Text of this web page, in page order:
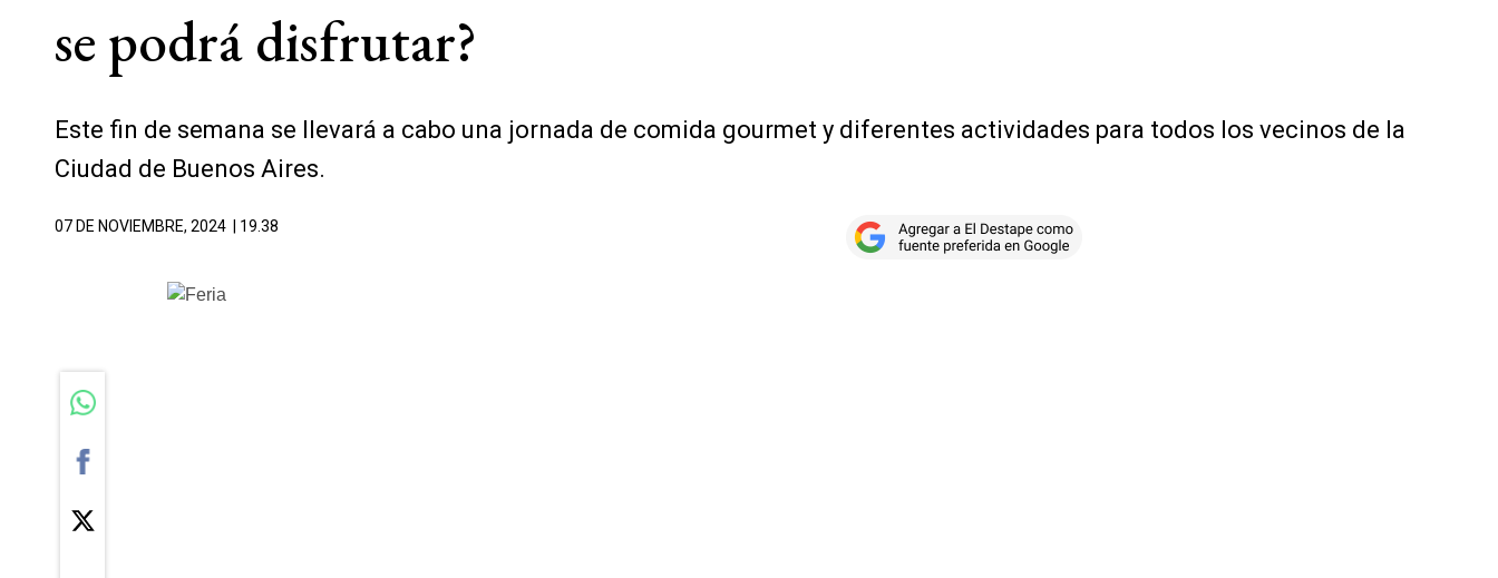
se podrá disfrutar?
Este fin de semana se llevará a cabo una jornada de comida gourmet y diferentes actividades para todos los vecinos de la
Ciudad de Buenos Aires.
07 DE NOVIEMBRE, 2024 | 19.38